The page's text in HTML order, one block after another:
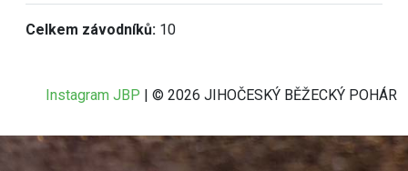
Celkem závodníků: 10
Instagram JBP | © 2026 JIHOČESKÝ BĚŽECKÝ POHÁR